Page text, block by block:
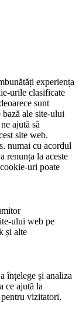
experiența
urile clasificate
sunt
ale site-ului
ajută să
site web.
numai cu acordul
renunța la aceste
uri poate
ului web pe
și alte
înțelege și analiza
ce ajută la
vizitatori.